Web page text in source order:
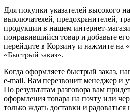
Для покупки указателей высокого
выключателей, предохранителей,
продукции в нашем интернет-
понравившийся товар и добавьте
перейдите в Корзину и нажмите на
«Быстрый заказ».
Когда оформляете быстрый заказ,
e-mail. Вам перезвонит менеджер и
По результатам разговора вам
оформления товара на почту или
только ждать доставки и